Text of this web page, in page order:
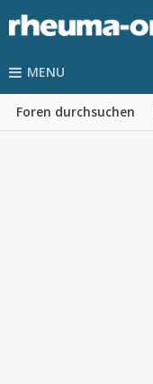
MENU
Foren durchsuchen